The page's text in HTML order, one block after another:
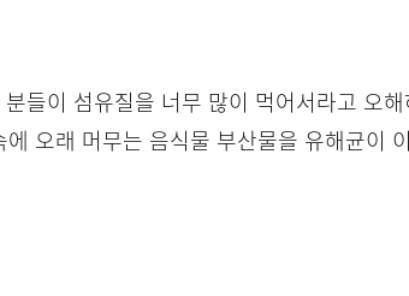
들이 섬유질을 너무 많이 먹어서라고 오
오래 머무는 음식물 부산물을 유해균이